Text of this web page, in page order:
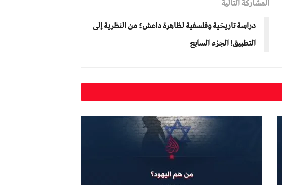
دراسة تاريخية وفلسفية لظاهرة داعش؛ من النظرية إلى
التطبيق! الجزء السابع